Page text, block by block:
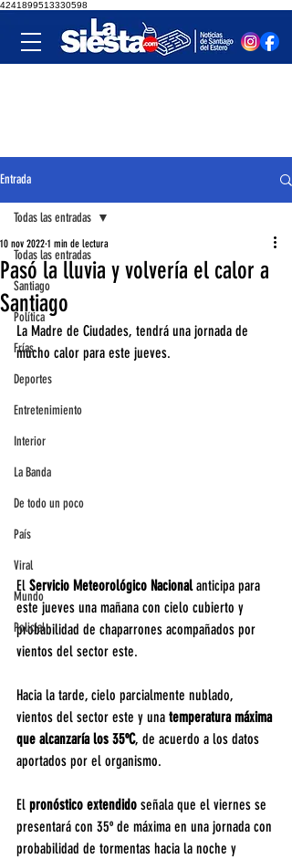
4241899513330598
Entrada
Todas las entradas
Santiago
Política
Frías
Deportes
Entretenimiento
Interior
La Banda
De todo un poco
País
Viral
Mundo
Policial
Todas las entradas
Pasó la lluvia y volvería el calor a
Santiago
10 nov 2022 1 min de lectura
La Madre de Ciudades, tendrá una jornada de
mucho calor para este jueves.
El Servicio Meteorológico Nacional anticipa para
este jueves una mañana con cielo cubierto y
probabilidad de chaparrones acompañados por
vientos del sector este.
Hacia la tarde, cielo parcialmente nublado,
vientos del sector este y una temperatura máxima
que alcanzaría los 35ºC, de acuerdo a los datos
aportados por el organismo.
El pronóstico extendido señala que el viernes se
presentará con 35º de máxima en una jornada con
probabilidad de tormentas hacia la noche y